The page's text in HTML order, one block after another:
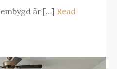
är […] Read